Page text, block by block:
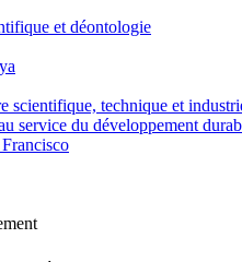
et déontologie
scientifique, technique et
service du développement